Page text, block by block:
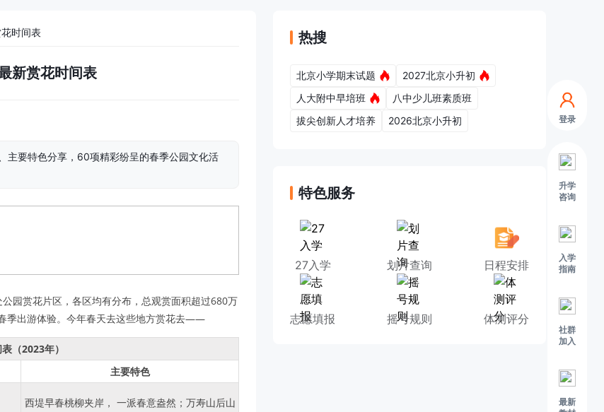
登录
升学
咨询
入学
指南
社群
加入
最新
时间表
新赏花时间表
主要特色分享，60项精彩纷呈的春季公园文化活
园赏花片区，各区均有分布，总观赏面积超过680万
季出游体验。今年春天去这些地方赏花去——
（2023年）
主要特色
西堤早春桃柳夹岸， 一派春意盎然；万寿山后山
热搜
北京小学期末试题
2027北京小升初
人大附中早培班
八中少儿班素质班
拔尖创新人才培养
2026北京小升初
特色服务
27入学 划片查询 日程安排
志愿填报 摇号规则 体测评分